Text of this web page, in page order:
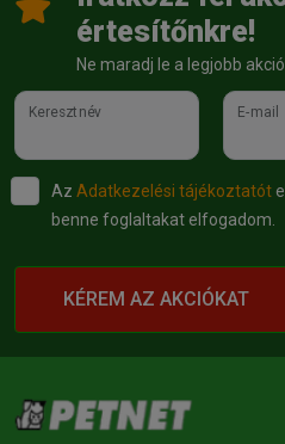
értesítőnkre!
Ne maradj le a legjobb
Keresztnév E-mail
Az Adatkezelési tájékoztatót
benne foglaltakat elfogadom.
KÉREM AZ AKCIÓKAT